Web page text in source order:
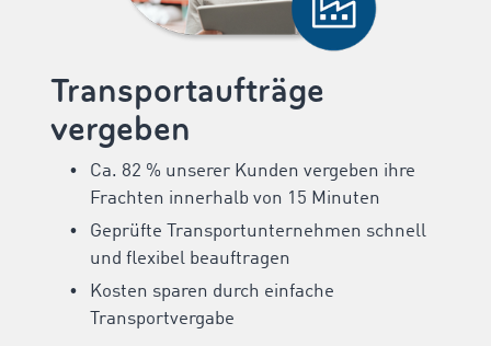
Transportaufträge
vergeben
Ca. 82 % unserer Kunden vergeben ihre
Frachten innerhalb von 15 Minuten
Geprüfte Transportunternehmen schnell
und flexibel beauftragen
Kosten sparen durch einfache
Transportvergabe